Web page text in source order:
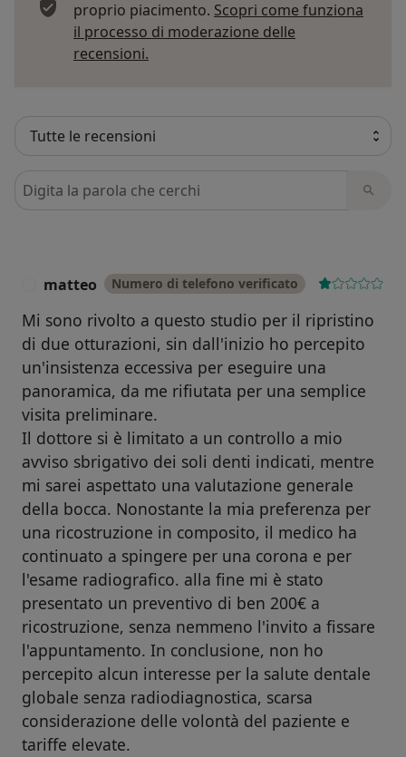
proprio piacimento. Scopri come funziona
il processo di moderazione delle
recensioni.
Cerca nelle recensioni
matteo Numero di telefono verificato
Mi sono rivolto a questo studio per il ripristino
di due otturazioni, sin dall'inizio ho percepito
un'insistenza eccessiva per eseguire una
panoramica, da me rifiutata per una semplice
visita preliminare.
Il dottore si è limitato a un controllo a mio
avviso sbrigativo dei soli denti indicati, mentre
mi sarei aspettato una valutazione generale
della bocca. Nonostante la mia preferenza per
una ricostruzione in composito, il medico ha
continuato a spingere per una corona e per
l'esame radiografico. alla fine mi è stato
presentato un preventivo di ben 200€ a
ricostruzione, senza nemmeno l'invito a fissare
l'appuntamento. In conclusione, non ho
percepito alcun interesse per la salute dentale
globale senza radiodiagnostica, scarsa
considerazione delle volontà del paziente e
tariffe elevate.